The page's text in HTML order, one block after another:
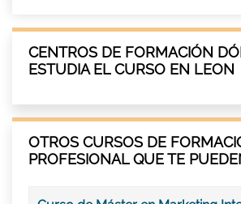
CENTROS DE FORMACIÓN
ESTUDIA EL CURSO EN LEON
OTROS CURSOS DE
PROFESIONAL QUE TE